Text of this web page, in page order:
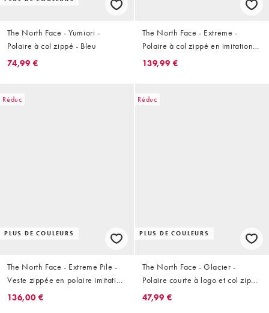
The North Face - Yumiori -
Polaire à col zippé - Bleu
74,99 €
The North Face - Extreme -
Polaire à col zippé en imitation
peau de mouton avec poche à
139,99 €
Réduc
PLUS DE COULEURS
The North Face - Extreme Pile -
Veste zippée en polaire imitation
peau de mouton - Marron
136,00 €
Réduc
PLUS DE COULEURS
The North Face - Glacier -
Polaire courte à logo et col zippé
- Noir
47,99 €